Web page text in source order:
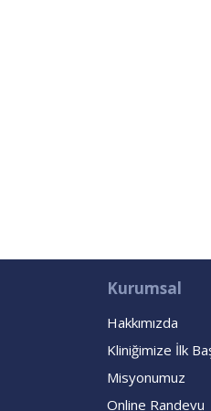
Kurumsal
Hakkımızda
Kliniğimize İlk
Misyonumuz
Online Randevu